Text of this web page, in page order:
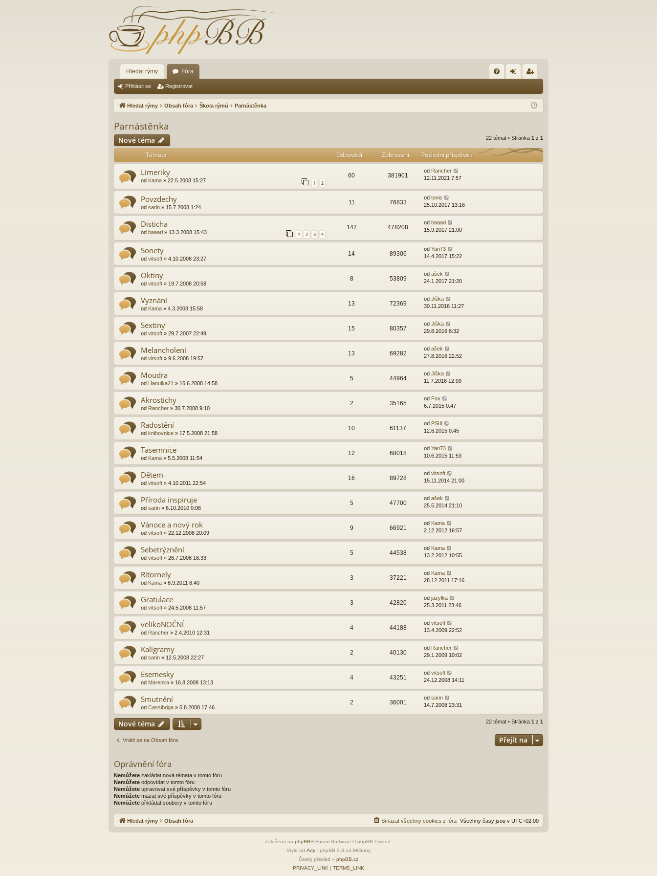
Hledat rýmy Fóra
Q lá ist
Přihlásit se Registrovat
Hledat rýmy Obsah fóra Škola rýmů Parnástěnka
Parnástěnka
Nové téma 22 témat • Stránka 1 z 1
Témata Odpovědi Zobrazení Poslední příspěvek
Limeriky
od Kama » 22.5.2008 15:27 1 2
60 381901
od Rancher
12.11.2021 7:57
Povzdechy
od sarin » 15.7.2008 1:24
11 76833
od tonic
25.10.2017 13:16
Disticha
od baaari » 13.3.2008 15:43 1 2 3 4
147 478208
od baaari
15.9.2017 21:00
Sonety
od vitsoft » 4.10.2008 23:27
14 89306
od Yan73
14.4.2017 15:22
Oktiny
od vitsoft » 19.7.2008 20:58
8 53809
od ašek
24.1.2017 21:20
Vyznání
od Kama » 4.3.2008 15:58
13 72369
od Jiška
30.11.2016 11:27
Sextiny
od vitsoft » 29.7.2007 22:49
15 80357
od Jiška
29.8.2016 8:32
Melancholení
od vitsoft » 9.6.2008 19:57
13 69282
od ašek
27.8.2016 22:52
Moudra
od Hanulka21 » 16.6.2008 14:58
5 44964
od Jiška
11.7.2016 12:09
Akrostichy
od Rancher » 30.7.2008 9:10
2 35165
od Fox
6.7.2015 0:47
Radostění
od knihovnice » 17.5.2008 21:58
10 61137
od PSIII
12.6.2015 0:45
Tasemnice
od Kama » 5.5.2008 11:54
12 68018
od Yan73
10.6.2015 11:53
Dětem
od vitsoft » 4.10.2011 22:54
16 89728
od vitsoft
15.11.2014 21:00
Příroda inspiruje
od sarin » 6.10.2010 0:06
5 47700
od ašek
25.5.2014 21:10
Vánoce a nový rok
od vitsoft » 22.12.2008 20:09
9 66921
od Kama
2.12.2012 16:57
Sebetrýznění
od vitsoft » 26.7.2008 16:33
5 44538
od Kama
13.2.2012 10:55
Ritornely
od Kama » 8.9.2011 8:40
3 37221
od Kama
28.12.2011 17:16
Gratulace
od vitsoft » 24.5.2008 11:57
3 42820
od jazylka
25.3.2011 23:46
velikoNOČNÍ
od Rancher » 2.4.2010 12:31
4 44188
od vitsoft
13.4.2009 22:52
Kaligramy
od sarin » 12.5.2008 22:27
2 40130
od Rancher
29.1.2009 10:02
Esemesky
od Marenka » 16.8.2008 13:13
4 43251
od vitsoft
24.12.2008 14:11
Smutnění
od Cassibriga » 5.8.2008 17:46
2 36001
od sarin
14.7.2008 23:31
Nové téma 22 témat • Stránka 1 z 1
Vrátit se na Obsah fóra Přejít na
Oprávnění fóra
Nemůžete zakládat nová témata v tomto fóru
Nemůžete odpovídat v tomto fóru
Nemůžete upravovat své příspěvky v tomto fóru
Nemůžete mazat své příspěvky v tomto fóru
Nemůžete přikládat soubory v tomto fóru
Hledat rýmy Obsah fóra Všechny časy jsou v UTC+02:00
Smazat všechny cookies z fóra
Založeno na phpBB® Forum Software © phpBB Limited
Style od Arty - phpBB 3.3 od MrGaby
Český překlad – phpBB.cz
PRIVACY_LINK
TERMS_LINK